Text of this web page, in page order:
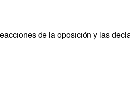
de la oposición y las